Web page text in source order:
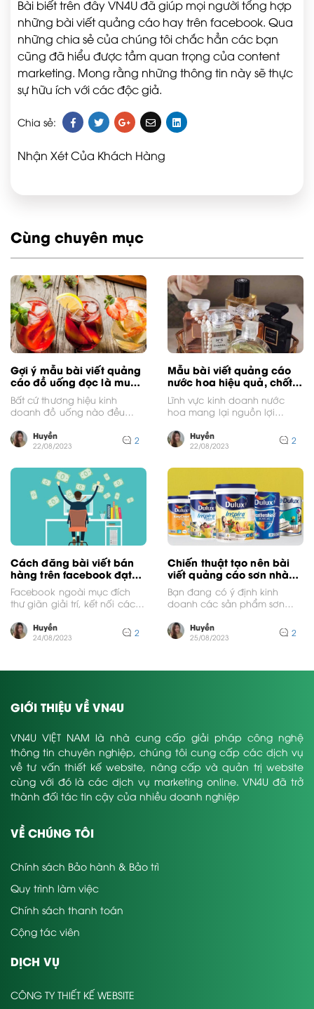
Bài biết trên đây VN4U đã giúp mọi người tổng hợp
những bài viết quảng cáo hay trên facebook. Qua
những chia sẻ của chúng tôi chắc hẳn các bạn
cũng đã hiểu được tầm quan trọng của content
marketing. Mong rằng những thông tin này sẽ thực
sự hữu ích với các độc giả.
Chia sẻ:
Nhận Xét Của Khách Hàng
Cùng chuyên mục
Gợi ý mẫu bài viết quảng
cáo đồ uống đọc là muốn
order
Bất cứ thương hiệu kinh
doanh đồ uống nào đều
ảnh sản...
Huyền
22/08/2023 2
Mẫu bài viết quảng cáo
nước hoa hiệu quả, chốt
sale ầm ầm
Lĩnh vực kinh doanh nước
hoa mang lại nguồn lợi
bạn có thể...
Huyền
22/08/2023 2
Cách đăng bài viết bán
hàng trên facebook đạt
hiệu quả
Facebook ngoài mục đích
thư giãn giải trí, kết nối các
được sử...
Huyền
24/08/2023 2
Chiến thuật tạo nên bài
viết quảng cáo sơn nhà
siêu cuốn
Bạn đang có ý định kinh
doanh các sản phẩm sơn
những bài...
Huyền
25/08/2023 2
GIỚI THIỆU VỀ VN4U
VN4U VIỆT NAM là nhà cung cấp giải pháp công nghệ
thông tin chuyên nghiệp, chúng tôi cung cấp các dịch vụ
về tư vấn thiết kế website, nâng cấp và quản trị website
cùng với đó là các dịch vụ marketing online. VN4U đã trở
thành đối tác tin cậy của nhiều doanh nghiệp
VỀ CHÚNG TÔI
Chính sách Bảo hành & Bảo trì
Quy trình làm việc
Chính sách thanh toán
Cộng tác viên
DỊCH VỤ
CÔNG TY THIẾT KẾ WEBSITE